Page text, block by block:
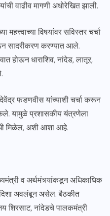
वाढीव मागणी अधोरेखित झाली.
विषयांवर सविस्तर चर्चा
सादरीकरण करण्यात आले.
होऊन धाराशिव, नांदेड, लातूर,
फडणवीस यांच्याशी चर्चा करून
यामुळे प्रशासकीय यंत्रणेला
मिळेल, अशी आशा आहे.
व अर्थमंत्र्यांकडून अधिकाधिक
अवलंबून असेल. बैठकीत
शिरसाट, नांदेडचे पालकमंत्री